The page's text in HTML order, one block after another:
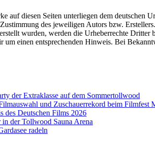
auf diesen Seiten unterliegen dem
des jeweiligen Autors bzw.
wurden, werden die Urheberrechte
einen entsprechenden Hinweis. Bei
der Extraklasse auf dem Sommertollwood
und Zuschauerrekord beim Filmfest
des Deutschen Films 2026
der Tollwood Sauna Arena
radeln